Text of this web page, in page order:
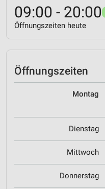
09:00 - 20:00
Öffnungszeiten heute
Öffnungszeiten
Montag
Dienstag
Mittwoch
Donnerstag